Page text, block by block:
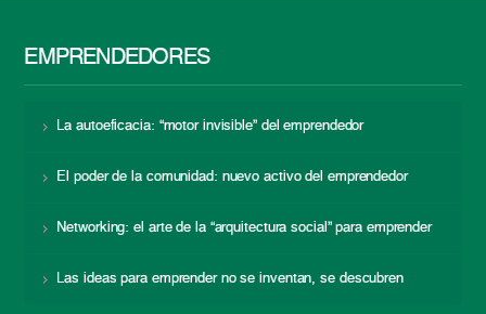
EMPRENDEDORES
La autoeficacia: “motor invisible” del emprendedor
El poder de la comunidad: nuevo activo del emprendedor
Networking: el arte de la “arquitectura social” para emprender
Las ideas para emprender no se inventan, se descubren